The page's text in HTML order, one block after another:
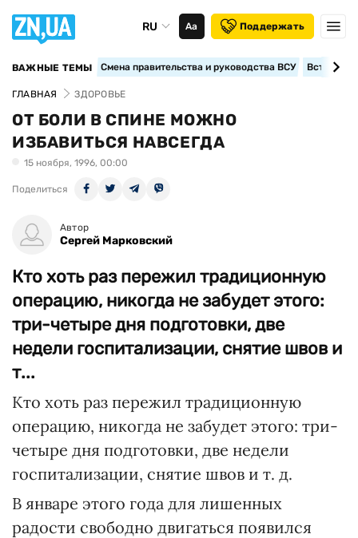
RU Аа Поддержать
ВАЖНЫЕ ТЕМЫ Смена правительства и руководства ВСУ
ГЛАВНАЯ ЗДОРОВЬЕ
ОТ БОЛИ В СПИНЕ МОЖНО
ИЗБАВИТЬСЯ НАВСЕГДА
15 ноября, 1996, 00:00
Поделиться
Автор
Сергей Марковский
Кто хоть раз пережил традиционную
операцию, никогда не забудет этого:
три-четыре дня подготовки, две
недели госпитализации, снятие швов и
т...
Кто хоть раз пережил традиционную
операцию, никогда не забудет этого: три-
четыре дня подготовки, две недели
госпитализации, снятие швов и т. д.
В январе этого года для лишенных
радости свободно двигаться появился